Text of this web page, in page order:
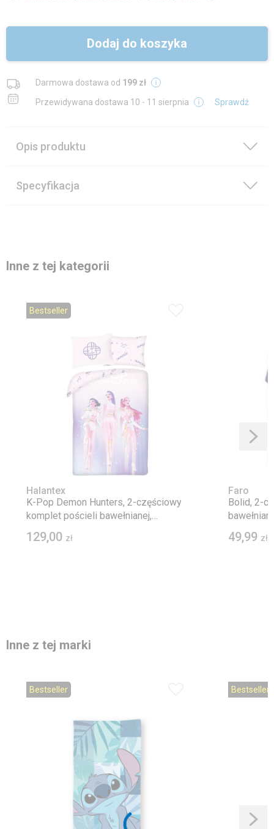
Dodaj do koszyka
Darmowa dostawa od 199 zł
Przewidywana dostawa 10 - 11 sierpnia Sprawdź
Opis produktu
Specyfikacja
Inne z tej kategorii
Bestseller
Halantex
K-Pop Demon Hunters, 2-częściowy
komplet pościeli bawełnianej,
160x200 cm
129,00 zł
Faro
Bolid, 2-
49,99 zł
Inne z tej marki
Bestseller Bestseller